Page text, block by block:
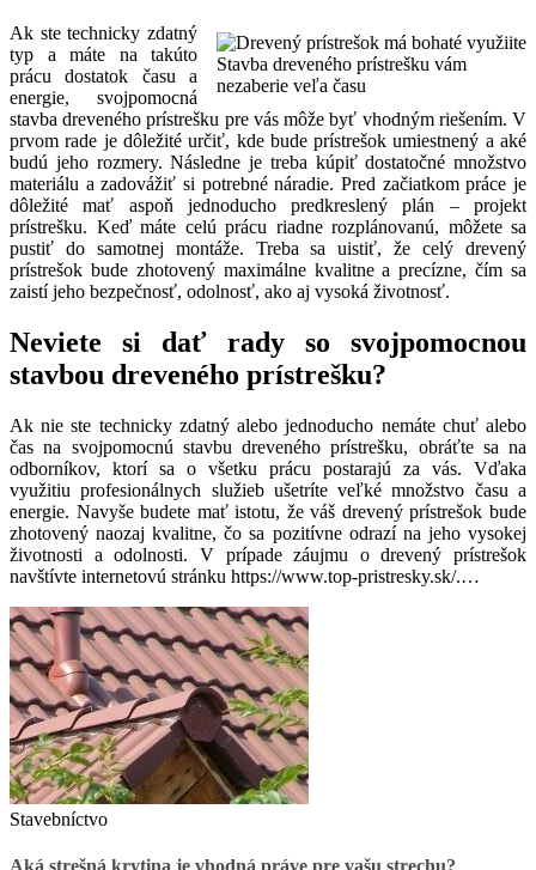
Stavba dreveného prístrešku vám
nezaberie veľa času
Ak ste technicky zdatný
typ a máte na takúto
prácu dostatok času a
energie, svojpomocná
stavba dreveného prístrešku pre vás môže byť vhodným riešením. V
prvom rade je dôležité určiť, kde bude prístrešok umiestnený a aké
budú jeho rozmery. Následne je treba kúpiť dostatočné množstvo
materiálu a zadovážiť si potrebné náradie. Pred začiatkom práce je
dôležité mať aspoň jednoducho predkreslený plán – projekt
prístrešku. Keď máte celú prácu riadne rozplánovanú, môžete sa
pustiť do samotnej montáže. Treba sa uistiť, že celý drevený
prístrešok bude zhotovený maximálne kvalitne a precízne, čím sa
zaistí jeho bezpečnosť, odolnosť, ako aj vysoká životnosť.
Neviete si dať rady so svojpomocnou
stavbou dreveného prístrešku?
Ak nie ste technicky zdatný alebo jednoducho nemáte chuť alebo
čas na svojpomocnú stavbu dreveného prístrešku, obráťte sa na
odborníkov, ktorí sa o všetku prácu postarajú za vás. Vďaka
využitiu profesionálnych služieb ušetríte veľké množstvo času a
energie. Navyše budete mať istotu, že váš drevený prístrešok bude
zhotovený naozaj kvalitne, čo sa pozitívne odrazí na jeho vysokej
životnosti a odolnosti. V prípade záujmu o drevený prístrešok
navštívte internetovú stránku https://www.top-pristresky.sk/.…
Stavebníctvo